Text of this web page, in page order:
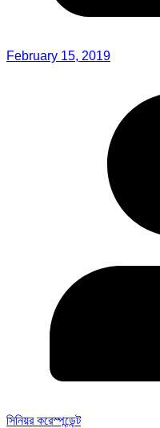
February 15, 2019
সিনিয়র করেস্পন্ডেন্ট